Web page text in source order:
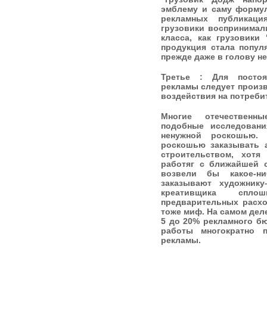
эмблему и саму
рекламных
грузовики
класса, как
продукция стала
прежде даже в голову
Третье : Для
рекламы следует
воздействия на
Многие
подобные
ненужной
роскошью заказывать
строительством,
работяг с ближайшей
возвели бы какое-
заказывают
креативщика
предварительных
тоже миф. На самом
5 до 20% рекламного
работы многократно
рекламы.